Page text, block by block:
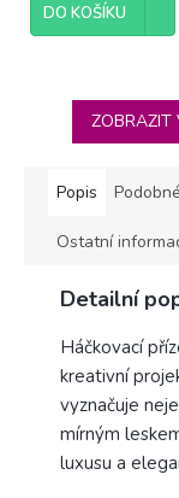
DO KOŠÍKU
ZOBRAZIT
Popis
Ostatní
Detailní
Háčkovací
kreativní
vyznačuje
mírným
luxusu a